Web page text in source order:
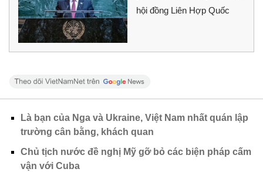
hội đồng Liên Hợp Quốc
Là bạn của Nga và Ukraine, Việt Nam nhất quán lập
trường cân bằng, khách quan
Chủ tịch nước đề nghị Mỹ gỡ bỏ các biện pháp cấm
vận với Cuba